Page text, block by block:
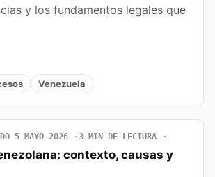
y los fundamentos legales que
Venezuela
5 MAYO 2026 3 MIN DE LECTURA
contexto, causas y